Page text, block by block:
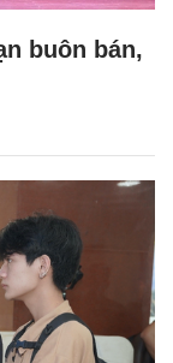
buôn bán,